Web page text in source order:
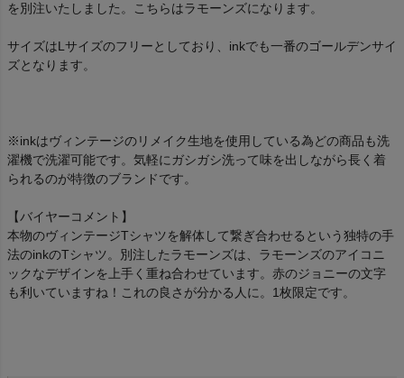
を別注いたしました。こちらはラモーンズになります。
サイズはLサイズのフリーとしており、inkでも一番のゴールデンサイ
ズとなります。
※inkはヴィンテージのリメイク生地を使用している為どの商品も洗
濯機で洗濯可能です。気軽にガシガシ洗って味を出しながら長く着
られるのが特徴のブランドです。
【バイヤーコメント】
本物のヴィンテージTシャツを解体して繋ぎ合わせるという独特の手
法のinkのTシャツ。別注したラモーンズは、ラモーンズのアイコニ
ックなデザインを上手く重ね合わせています。赤のジョニーの文字
も利いていますね！これの良さが分かる人に。1枚限定です。